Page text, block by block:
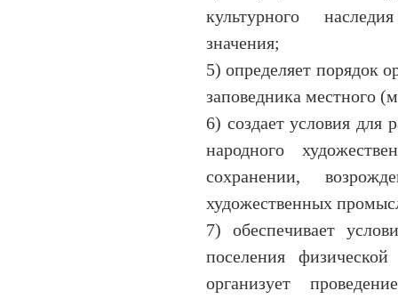
культурного
значения;
5) определяет порядок
заповедника местного
6) создает условия для
народного
сохранении,
художественных
7) обеспечивает
поселения
организует